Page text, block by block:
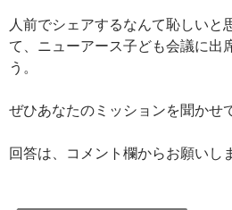
人前でシェアするなんて恥しいと
て、ニューアース子ども会議に出
う。
ぜひあなたのミッションを聞かせ
回答は、コメント欄からお願いし